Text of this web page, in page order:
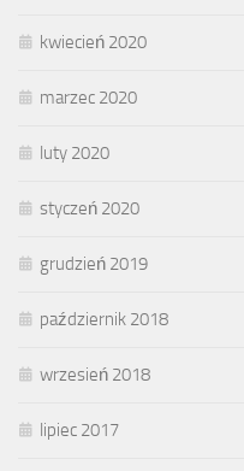
kwiecień 2020
marzec 2020
luty 2020
styczeń 2020
grudzień 2019
październik 2018
wrzesień 2018
lipiec 2017